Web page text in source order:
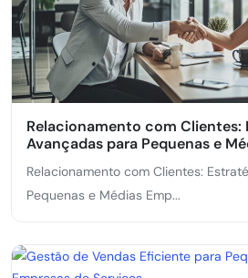
Relacionamento com Clientes:
Avançadas para Pequenas e
Relacionamento com Clientes:
Pequenas e Médias Emp...